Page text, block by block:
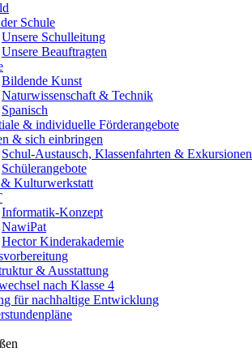
Schule
Unsere Schulleitung
Unsere Beauftragten
Bildende Kunst
Naturwissenschaft & Technik
Spanisch
& individuelle Förderangebote
& sich einbringen
Schul-Austausch, Klassenfahrten & Exkursionen
Schülerangebote
Kulturwerkstatt
Informatik-Konzept
NawiPat
Hector Kinderakademie
& Ausstattung
nach Klasse 4
für nachhaltige Entwicklung